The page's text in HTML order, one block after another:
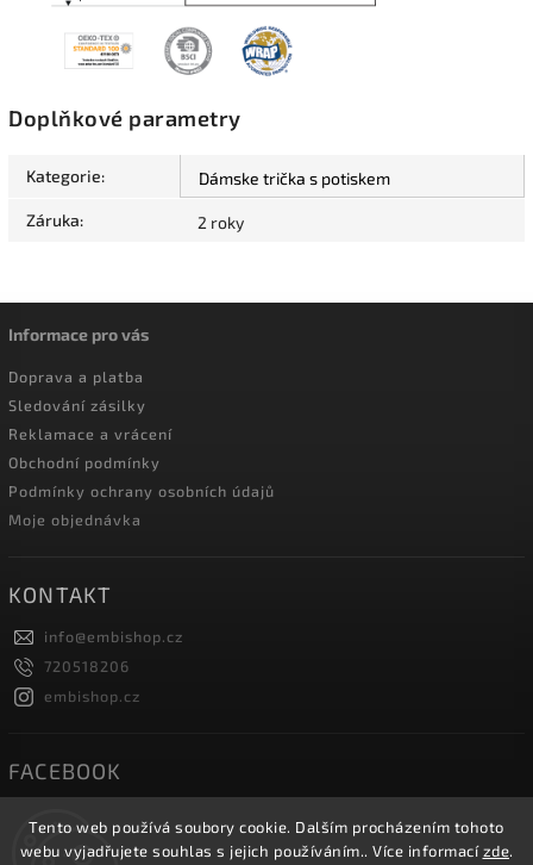
Tento web používá soubory cookie. Dalším procházením tohoto
webu vyjadřujete souhlas s jejich používáním.. Více informacízde.
Doplňkové parametry
Kategorie: Dámske trička s potiskem
Záruka: 2 roky
Informace pro vás
Doprava a platba
Sledování zásilky
Reklamace a vrácení
Obchodní podmínky
Podmínky ochrany osobních údajů
Moje objednávka
KONTAKT
info@embishop.cz
720518206
embishop.cz
FACEBOOK